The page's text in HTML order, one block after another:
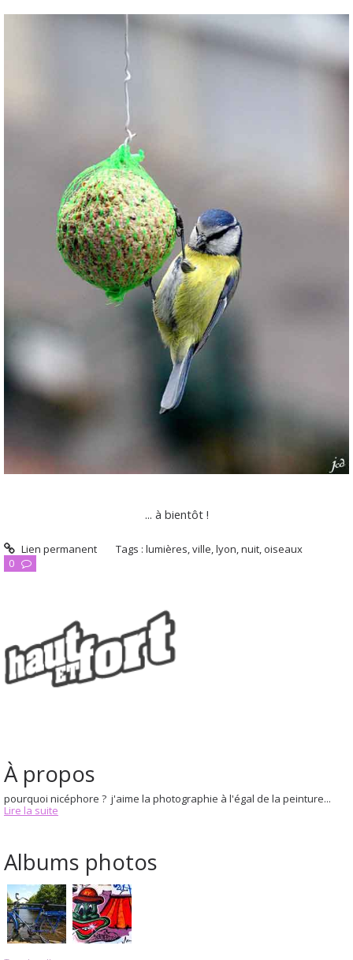
À propos
pourquoi nicéphore ? j'aime la photographie à l'égal de la peinture...
Lire la suite
Albums photos
... à bientôt !
Lien permanent Tags :lumières ,ville ,lyon ,nuit oiseaux
0